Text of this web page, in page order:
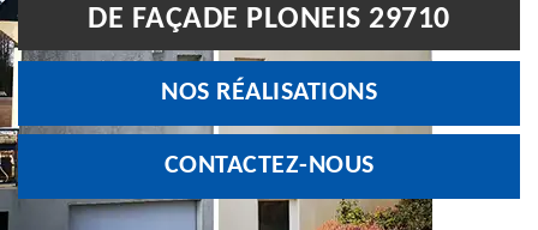
DE FAÇADE PLONEIS 29710
NOS RÉALISATIONS
CONTACTEZ-NOUS